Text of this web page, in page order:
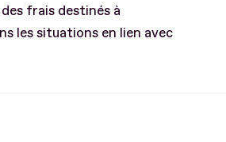
frais destinés à
les situations en lien avec